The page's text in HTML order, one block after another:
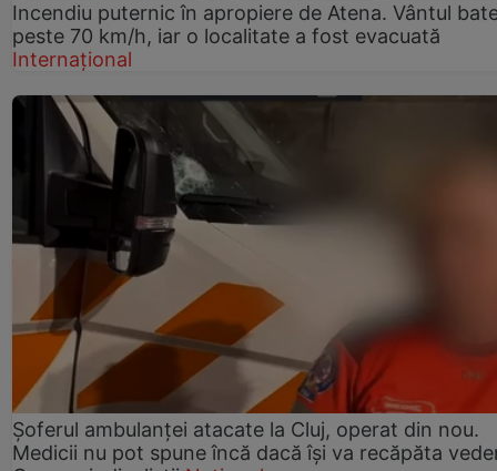
Incendiu puternic în apropiere de Atena. Vântul
peste 70 km/h, iar o localitate a fost evacuată
Internațional
Șoferul ambulanței atacate la Cluj, operat din nou.
Medicii nu pot spune încă dacă își va recăpăta